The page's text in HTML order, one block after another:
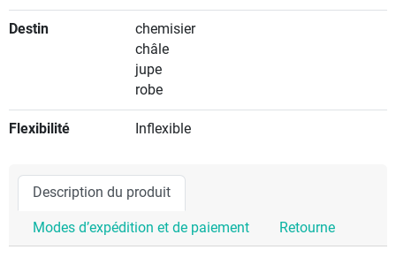
Destin
chemisier
châle
jupe
robe
Flexibilité Inflexible
Description du produit
Modes d’expédition et de paiement Retourne